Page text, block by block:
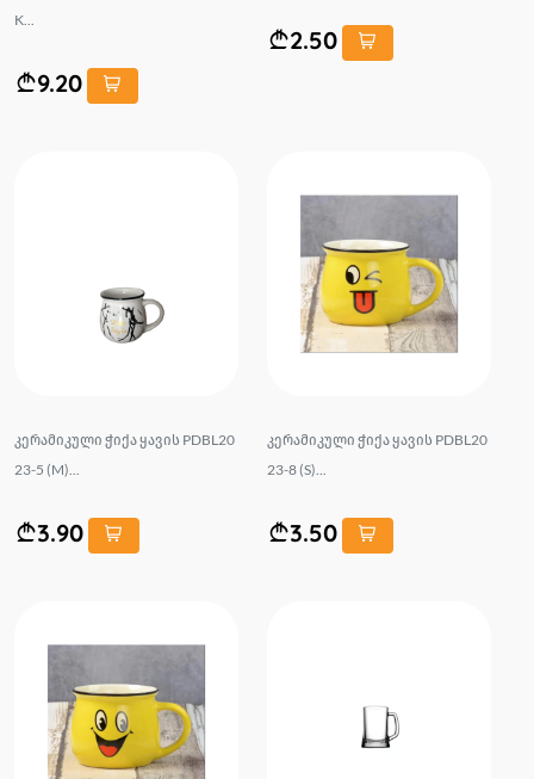
K...
9.20
2.50
კერამიკული ჭიქა ყავის PDBL20
23-5 (M)...
3.90
კერამიკული ჭიქა ყავის PDBL20
23-8 (S)...
3.50